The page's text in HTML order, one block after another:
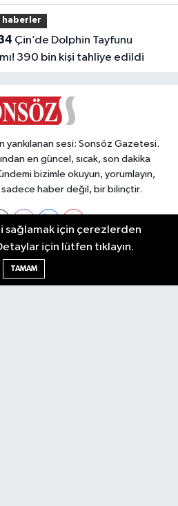
haberler
390 bin kişi tahliye edildi
yankılanan sesi: Sonsöz Gazetesi.
en güncel, sıcak, son dakika
bizimle okuyun, yorumlayın,
haber değil, bir bilinçtir.
sağlamak için çerezlerden
için lütfen tıklayın.
TAMAM